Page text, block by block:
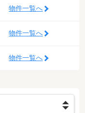
物件一覧へ
物件一覧へ
物件一覧へ